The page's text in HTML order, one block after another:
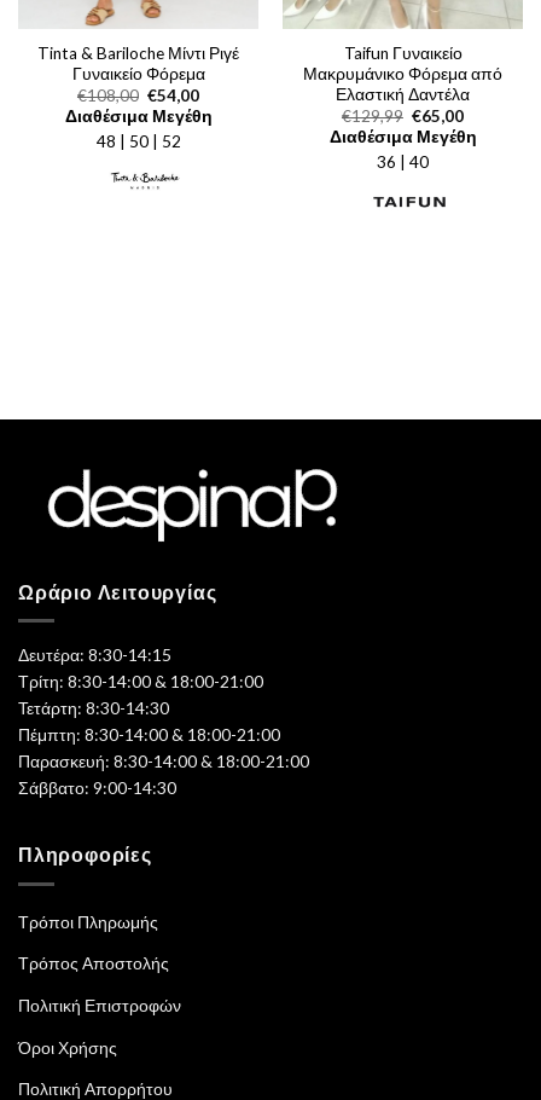
Tinta & Bariloche Μίντι Ριγέ
Γυναικείο Φόρεμα
€108,00 Original
price
was:
€108,00.
€54,00Η
τρέχουσα
τιμή
Διαθέσιμα Μεγέθη
48 | 50 | 52
Taifun Γυναικείο
Μακρυμάνικο Φόρεμα από
Ελαστική Δαντέλα
€129,99 Original
price
was:
€129,99.
€65,00Η
τρέχουσα
τιμή
Διαθέσιμα Μεγέθη
36 | 40
Ωράριο Λειτουργίας
Δευτέρα: 8:30-14:15
Τρίτη: 8:30-14:00 & 18:00-21:00
Τετάρτη: 8:30-14:30
Πέμπτη: 8:30-14:00 & 18:00-21:00
Παρασκευή: 8:30-14:00 & 18:00-21:00
Σάββατο: 9:00-14:30
Πληροφορίες
Τρόποι Πληρωμής
Τρόπος Αποστολής
Πολιτική Επιστροφών
Όροι Χρήσης
Πολιτική Απορρήτου